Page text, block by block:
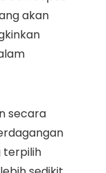
akan
secara
terpilih